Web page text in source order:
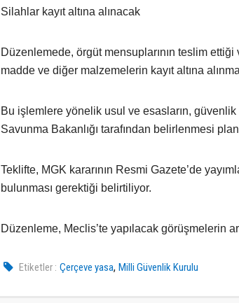
Silahlar kayıt altına alınacak
Düzenlemede, örgüt mensuplarının teslim
madde ve diğer malzemelerin kayıt altına
Bu işlemlere yönelik usul ve esasların, güvenlik
Savunma Bakanlığı tarafından belirlenmesi
Teklifte, MGK kararının Resmi Gazete’de
bulunması gerektiği belirtiliyor.
Düzenleme, Meclis’te yapılacak görüşmelerin
Etiketler : Çerçeve yasa,Milli Güvenlik Kurulu